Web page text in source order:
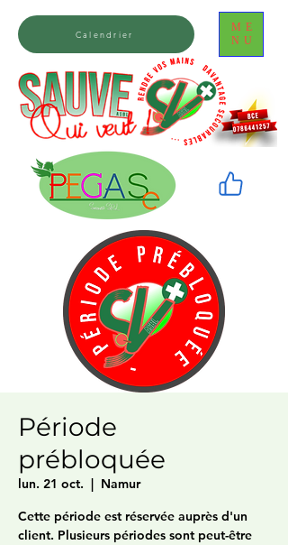
ME
NU
Calendrier
Période
prébloquée
lun. 21 oct.
  |
Namur
Cette période est réservée auprès d'un
client. Plusieurs périodes sont peut-être